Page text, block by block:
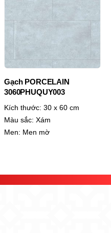
Gạch PORCELAIN
3060PHUQUY003
Kích thước: 30 x 60 cm
Màu sắc: Xám
Men: Men mờ